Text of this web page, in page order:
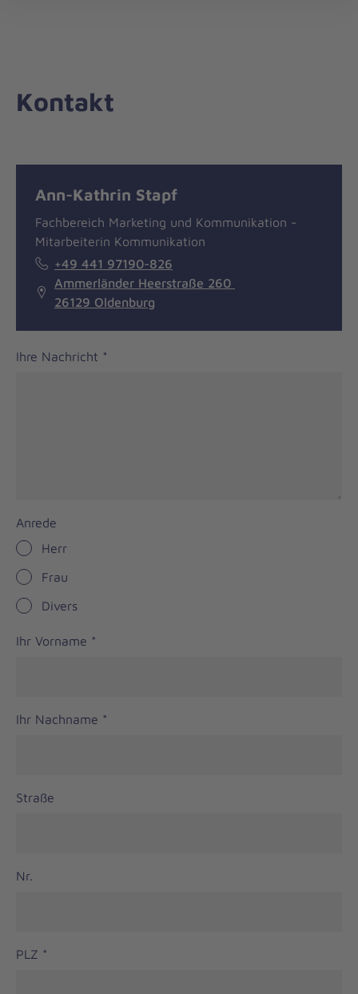
Kontakt
Ann-Kathrin Stapf
Fachbereich Marketing und Kommunikation -
Mitarbeiterin Kommunikation
+49 441 97190-826
Ammerländer Heerstraße 260
26129 Oldenburg
Ihre Nachricht *
Anrede
Herr
Frau
Divers
Ihr Vorname *
Ihr Nachname *
Straße
Nr.
PLZ *